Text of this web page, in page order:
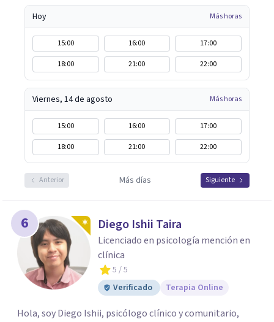
Hoy Más horas
15:00 16:00
17:00
18:00
21:00 22:00
Viernes, 14 de agosto Más horas
15:00 16:00
17:00
18:00
21:00 22:00
Anterior Más días Siguiente
6 Diego Ishii Taira
Licenciado en psicología mención en
clínica
5 / 5
Verificado
Terapia Online
Hola, soy Diego Ishii, psicólogo clínico y comunitario,